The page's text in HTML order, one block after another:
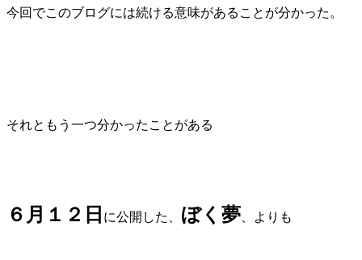
今回でこのブログには続ける意味があることが分かった。
それともう一つ分かったことがある
６月１２日 に公開した、 ぼく夢 、よりも